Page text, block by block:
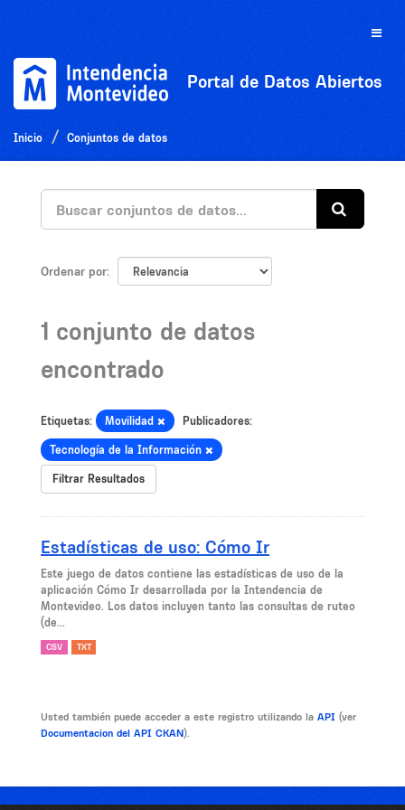
Toggle
Portal de Datos Abiertos
Inicio Conjuntos de datos
Ordenar por
1 conjunto de datos
encontrado
Etiquetas: Movilidad Publicadores:
Tecnología de la Información
Filtrar Resultados
Estadísticas de uso: Cómo Ir
Este juego de datos contiene las estadísticas de uso de la
aplicación Cómo Ir desarrollada por la Intendencia de
Montevideo. Los datos incluyen tanto las consultas de ruteo
(de...
CSV TXT
Usted también puede acceder a este registro utilizando la API (ver
Documentacion del API CKAN).